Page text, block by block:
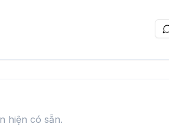
hiện có sẵn.